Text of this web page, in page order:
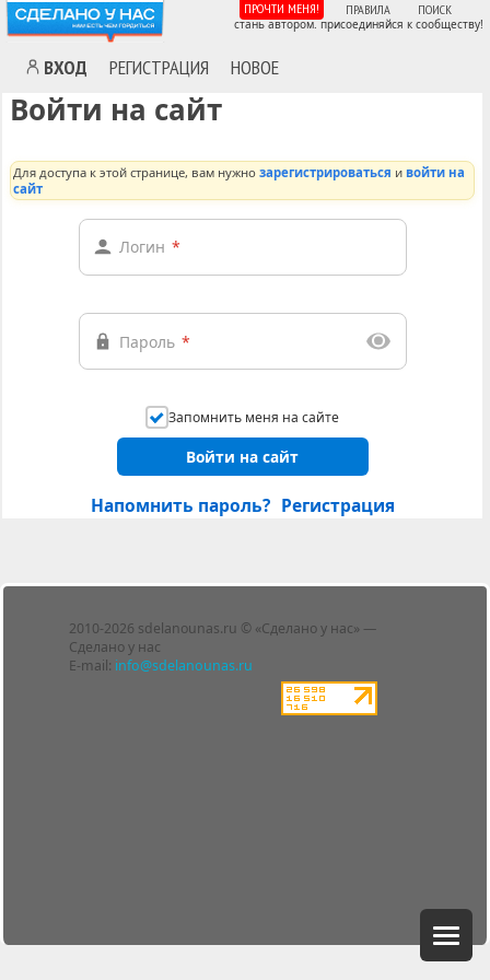
ВХОД РЕГИСТРАЦИЯ НОВОЕ
ПРОЧТИ МЕНЯ! ПРАВИЛА ПОИСК
стань автором. присоединяйся к сообществу!
Войти на сайт
Для доступа к этой странице, вам нужнозарегистрироваться ивойти на
сайт
Логин *
Пароль *
Запомнить меня на сайте
Войти на сайт
Напомнить пароль? Регистрация
2010-2026 sdelanounas.ru © «Сделано у нас» —
Сделано у нас
E-mail: info@sdelanounas.ru
Блоги
Люди
Политика